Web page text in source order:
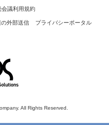
会議利用規約
外部送信 プライバシーポータル
All Rights Reserved.